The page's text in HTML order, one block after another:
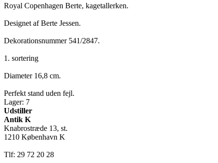
Royal Copenhagen Berte, kagetallerken.
Designet af Berte Jessen.
Dekorationsnummer 541/2847.
1. sortering
Diameter 16,8 cm.
Perfekt stand uden fejl.
Lager: 7
Udstiller
Antik K
Knabrostræde 13, st.
1210 København K
Tlf: 29 72 20 28